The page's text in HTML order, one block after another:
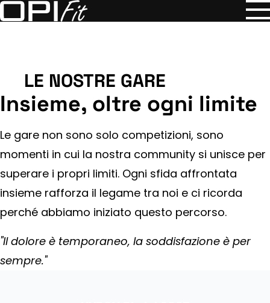
Leggi la pagina
LE NOSTRE GARE
Insieme, oltre ogni limite
Le gare non sono solo competizioni, sono
momenti in cui la nostra community si unisce per
superare i propri limiti. Ogni sfida affrontata
insieme rafforza il legame tra noi e ci ricorda
perché abbiamo iniziato questo percorso.
"Il dolore è temporaneo, la soddisfazione è per
sempre."